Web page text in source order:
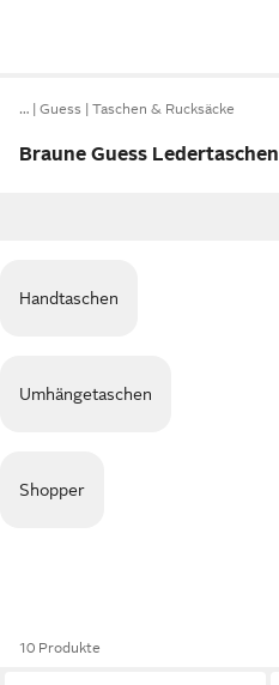
… Guess Taschen & Rucksäcke
Braune Guess Ledertaschen
Handtaschen
Umhängetaschen
Shopper
10 Produkte